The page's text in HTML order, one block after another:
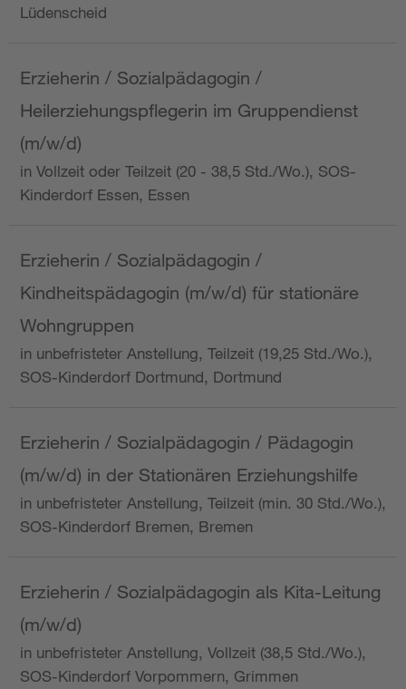
Lüdenscheid
Erzieherin / Sozialpädagogin /
Heilerziehungspflegerin im Gruppendienst
(m/w/d)
in Vollzeit oder Teilzeit (20 - 38,5 Std./Wo.), SOS-
Kinderdorf Essen, Essen
Erzieherin / Sozialpädagogin /
Kindheitspädagogin (m/w/d) für stationäre
Wohngruppen
in unbefristeter Anstellung, Teilzeit (19,25 Std./Wo.),
SOS-Kinderdorf Dortmund, Dortmund
Erzieherin / Sozialpädagogin / Pädagogin
(m/w/d) in der Stationären Erziehungshilfe
in unbefristeter Anstellung, Teilzeit (min. 30 Std./Wo.),
SOS-Kinderdorf Bremen, Bremen
Erzieherin / Sozialpädagogin als Kita-Leitung
(m/w/d)
in unbefristeter Anstellung, Vollzeit (38,5 Std./Wo.),
SOS-Kinderdorf Vorpommern, Grimmen